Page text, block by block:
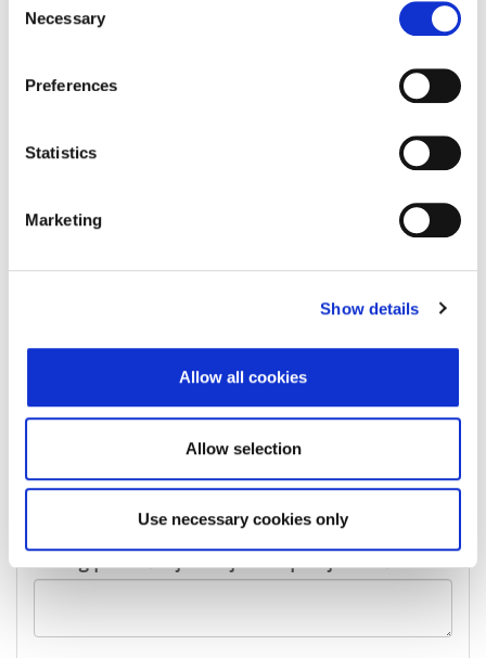
Selection
Necessary
Preferences
Statistics
Marketing
Show details
Allow all cookies
Allow selection
Use necessary cookies only
Grad
Ime:
Telefon:
Razlog podnošenja zahtjeva za provjeru točnosti: